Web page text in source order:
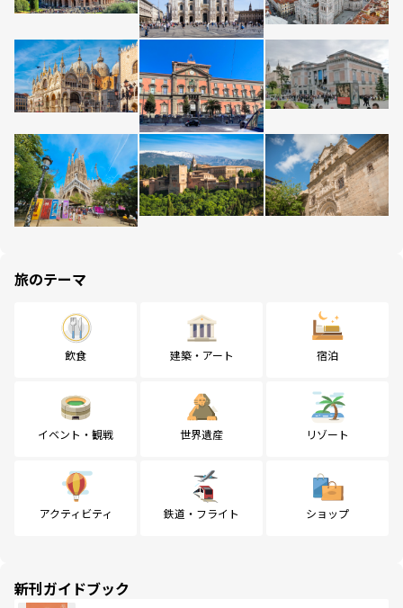
旅のテーマ
飲食 建築・アート 宿泊
イベント・観戦 世界遺産 リゾート
アクティビティ 鉄道・フライト ショップ
新刊ガイドブック